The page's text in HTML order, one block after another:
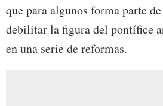
que para algunos forma parte
debilitar la figura del pontífice
en una serie de reformas.